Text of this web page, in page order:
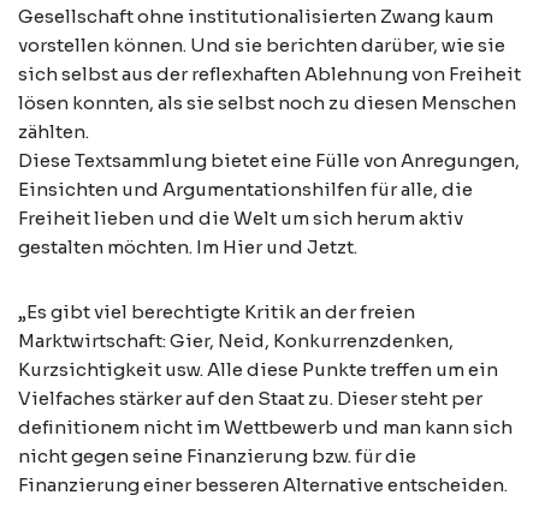
Gesellschaft ohne institutionalisierten Zwang kaum
vorstellen können. Und sie berichten darüber, wie sie
sich selbst aus der reflexhaften Ablehnung von Freiheit
lösen konnten, als sie selbst noch zu diesen Menschen
zählten.
Diese Textsammlung bietet eine Fülle von Anregungen,
Einsichten und Argumentationshilfen für alle, die
Freiheit lieben und die Welt um sich herum aktiv
gestalten möchten. Im Hier und Jetzt.
„Es gibt viel berechtigte Kritik an der freien
Marktwirtschaft: Gier, Neid, Konkurrenzdenken,
Kurzsichtigkeit usw. Alle diese Punkte treffen um ein
Vielfaches stärker auf den Staat zu. Dieser steht per
definitionem nicht im Wettbewerb und man kann sich
nicht gegen seine Finanzierung bzw. für die
Finanzierung einer besseren Alternative entscheiden.